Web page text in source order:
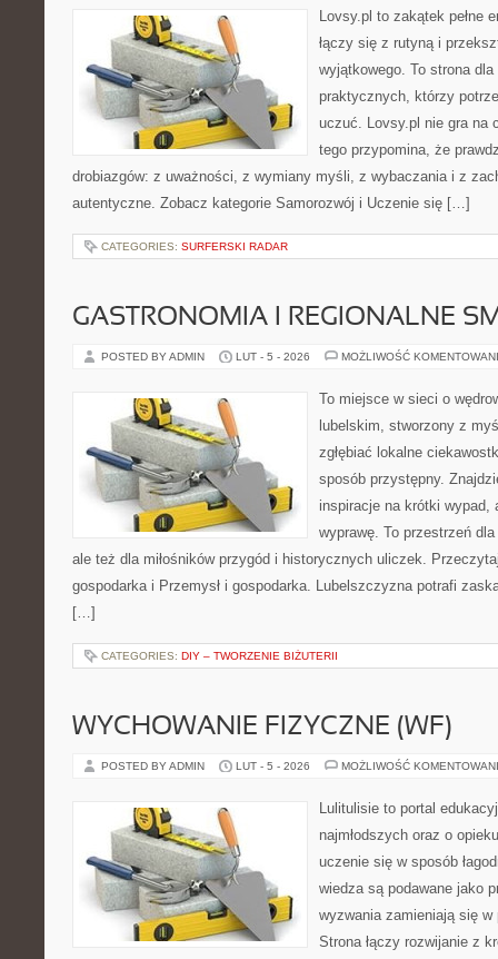
Lovsy.pl to zakątek pełne
łączy się z rutyną i
wyjątkowego. To strona
praktycznych, którzy
uczuć. Lovsy.pl nie gra na
tego przypomina, że
drobiazgów: z uważności, z wymiany myśli, z wybaczania i z
autentyczne. Zobacz kategorie Samorozwój i Uczenie się […]
CATEGORIES: SURFERSKI RADAR
GASTRONOMIA I REGIONALNE
POSTED BY ADMIN LUT - 5 - 2026 MOŻLIWOŚĆ
To miejsce w sieci o
lubelskim, stworzony z
zgłębiać lokalne
sposób przystępny.
inspiracje na krótki wypad,
wyprawę. To przestrzeń
ale też dla miłośników przygód i historycznych uliczek.
gospodarka i Przemysł i gospodarka. Lubelszczyzna potrafi
[…]
CATEGORIES: DIY – TWORZENIE BIŻUTERII
WYCHOWANIE FIZYCZNE (WF)
POSTED BY ADMIN LUT - 5 - 2026 MOŻLIWOŚĆ
Lulitulisie to portal
najmłodszych oraz o
uczenie się w sposób
wiedza są podawane jako
wyzwania zamieniają się
Strona łączy rozwijanie z